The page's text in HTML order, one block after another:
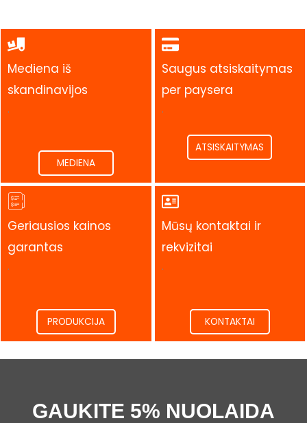
Mediena iš
skandinavijos
.
MEDIENA
Saugus atsiskaitymas
per paysera
.
ATSISKAITYMAS
Geriausios kainos
garantas
.
PRODUKCIJA
Mūsų kontaktai ir
rekvizitai
.
KONTAKTAI
GAUKITE 5% NUOLAIDA